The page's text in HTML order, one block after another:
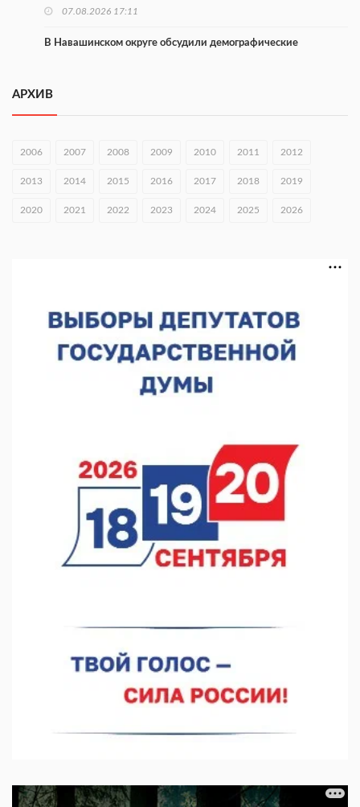
07.08.2026 17:11
В Навашинском округе обсудили демографические
Институт развития агломерации разработал 39 генпланов
Новгород
07.08.2026 15:15
В Чкаловске спустили на воду «Метеор-120Р»
07.08.2026 13:15
В Нижегородской области посещаемость спортобъектов
выросла на 28%
07.08.2026 12:15
АРХИВ
2006 2007 2008 2009 2010 2011 2012
2013 2014 2015 2016 2017 2018 2019
2020 2021 2022 2023 2024 2025 2026